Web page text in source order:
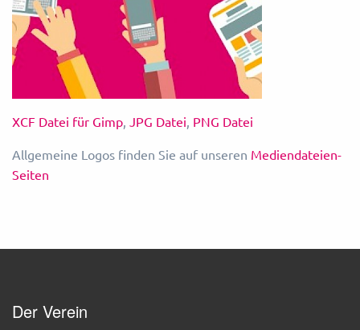
XCF Datei für Gimp, JPG Datei, PNG Datei
Allgemeine Logos finden Sie auf unseren Mediendateien-
Seiten
Der Verein